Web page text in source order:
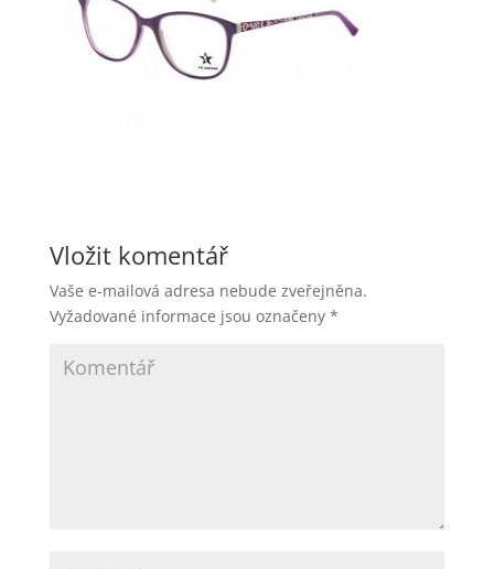
Vložit komentář
Vaše e-mailová adresa nebude zveřejněna.
Vyžadované informace jsou označeny *